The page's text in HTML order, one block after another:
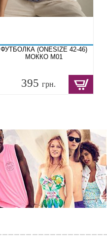
ФУТБОЛКА (ONESIZE 42-46)
МОККО M01
395 грн.